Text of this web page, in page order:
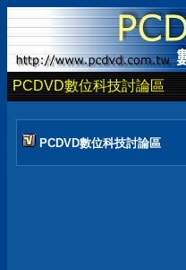
PCDVD數位科技討論區
PCDVD數位科技討論區